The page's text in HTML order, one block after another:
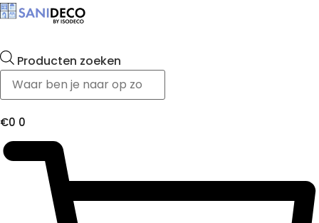
Producten zoeken
€0 0